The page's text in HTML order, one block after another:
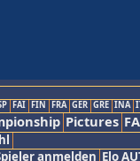
FAI FIN FRA GER GRE INA
Pictures
anmelden Elo